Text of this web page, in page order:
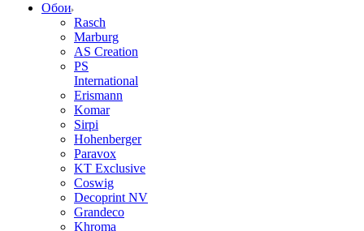
Обои
Rasch
Marburg
AS Creation
PS
International
Erismann
Komar
Sirpi
Hohenberger
Paravox
KT Exclusive
Coswig
Decoprint NV
Grandeco
Khroma